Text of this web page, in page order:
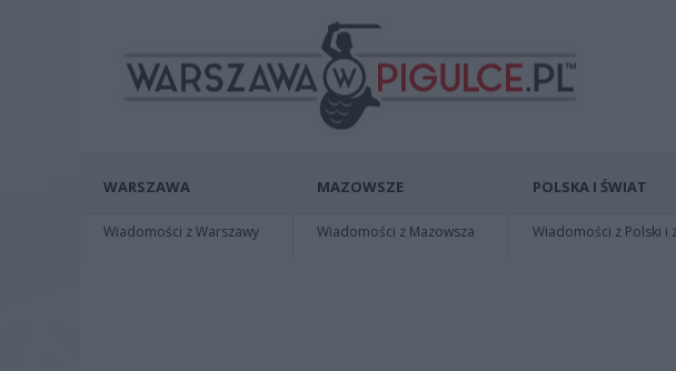
WARSZAWA
Wiadomości z Warszawy
MAZOWSZE
Wiadomości z Mazowsza
POLSKA I ŚWIAT
Wiadomości z Polski i